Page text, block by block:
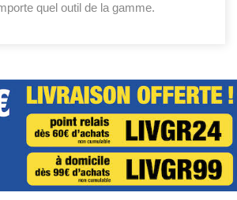
quel outil de la gamme.